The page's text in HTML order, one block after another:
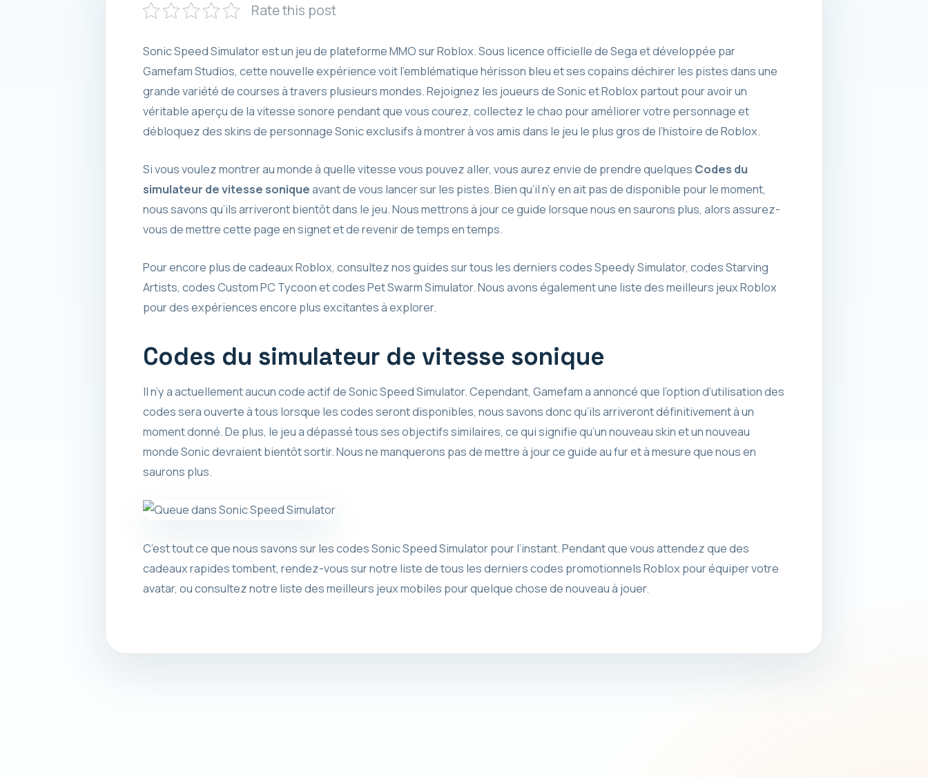
Rate this post
Sonic Speed ​​Simulator est un jeu de plateforme MMO sur Roblox. Sous licence officielle de Sega et développée par
Gamefam Studios, cette nouvelle expérience voit l’emblématique hérisson bleu et ses copains déchirer les pistes dans une
grande variété de courses à travers plusieurs mondes. Rejoignez les joueurs de Sonic et Roblox partout pour avoir un
véritable aperçu de la vitesse sonore pendant que vous courez, collectez le chao pour améliorer votre personnage et
débloquez des skins de personnage Sonic exclusifs à montrer à vos amis dans le jeu le plus gros de l’histoire de Roblox.
Si vous voulez montrer au monde à quelle vitesse vous pouvez aller, vous aurez envie de prendre quelques Codes du
simulateur de vitesse soniqueavant de vous lancer sur les pistes. Bien qu’il n’y en ait pas de disponible pour le moment,
nous savons qu’ils arriveront bientôt dans le jeu. Nous mettrons à jour ce guide lorsque nous en saurons plus, alors assurez-
vous de mettre cette page en signet et de revenir de temps en temps.
Pour encore plus de cadeaux Roblox, consultez nos guides sur tous les derniers codes Speedy Simulator, codes Starving
Artists, codes Custom PC Tycoon et codes Pet Swarm Simulator. Nous avons également une liste des meilleurs jeux Roblox
pour des expériences encore plus excitantes à explorer.
Codes du simulateur de vitesse sonique
Il n’y a actuellement aucun code actif de Sonic Speed ​​​​Simulator. Cependant, Gamefam a annoncé que l’option d’utilisation des
codes sera ouverte à tous lorsque les codes seront disponibles, nous savons donc qu’ils arriveront définitivement à un
moment donné. De plus, le jeu a dépassé tous ses objectifs similaires, ce qui signifie qu’un nouveau skin et un nouveau
monde Sonic devraient bientôt sortir. Nous ne manquerons pas de mettre à jour ce guide au fur et à mesure que nous en
saurons plus.
C’est tout ce que nous savons sur les codes Sonic Speed ​​​​Simulator pour l’instant. Pendant que vous attendez que des
cadeaux rapides tombent, rendez-vous sur notre liste de tous les derniers codes promotionnels Roblox pour équiper votre
avatar, ou consultez notre liste des meilleurs jeux mobiles pour quelque chose de nouveau à jouer.